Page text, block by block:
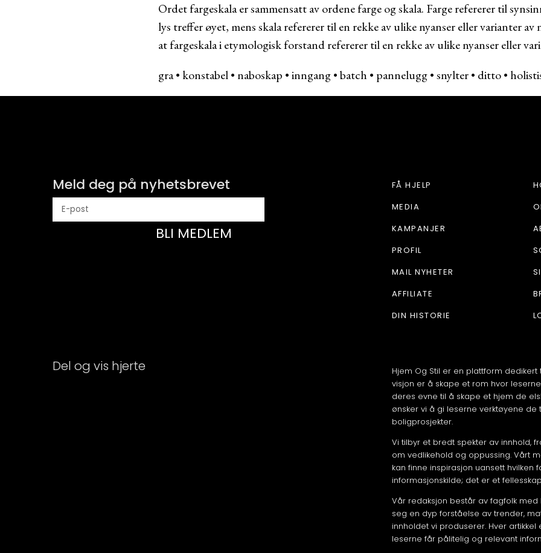
Ordet fargeskala er sammensatt av ordene farge og skala. Farge refererer til
lys treffer øyet, mens skala refererer til en rekke av ulike nyanser eller varianter av
at fargeskala i etymologisk forstand refererer til en rekke av ulike nyanser eller
gra•konstabel•naboskap •inngang•batch • pannelugg•snylter• ditto•
Meld deg på nyhetsbrevet
BLI MEDLEM
Hjem Og Stil er en plattform
visjon er å skape et rom hvor
deres evne til å skape et hjem de
ønsker vi å gi leserne verktøyene
boligprosjekter.
Vi tilbyr et bredt spekter av innhold,
om vedlikehold og oppussing. Vårt
kan finne inspirasjon uansett hvilken
informasjonskilde; det er et
Vår redaksjon består av fagfolk
seg en dyp forståelse av trender,
innholdet vi produserer. Hver
leserne får pålitelig og relevant
Del og vis hjerte
FÅ HJELP
MEDIA
KAMPANJER
PROFIL
MAIL NYHETER
AFFILIATE
DIN HISTORIE